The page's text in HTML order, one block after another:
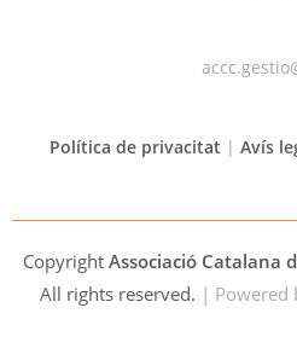
Política de privacitat | Avís
Copyright Associació Catalana
All rights reserved. | Powered